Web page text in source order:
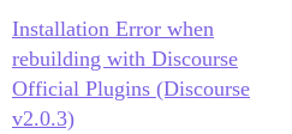
Installation Error when
rebuilding with Discourse
Official Plugins (Discourse
v2.0.3)